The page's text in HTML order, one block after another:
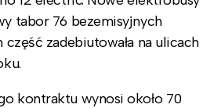
tabor 76 bezemisyjnych
zadebiutowała na ulicach
kontraktu wynosi około 70